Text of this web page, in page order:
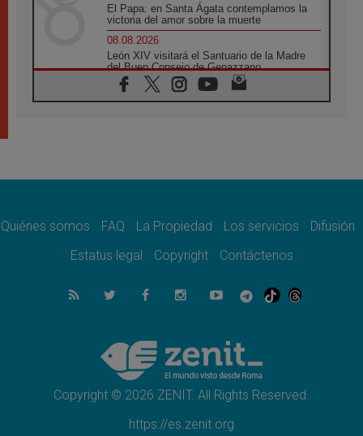
El Papa: en Santa Ágata contemplamos la
victoria del amor sobre la muerte
08.08.2026
León XIV visitará el Santuario de la Madre
del Buen Consejo de Genazzano
07.08.2026
Filipinas: el Vicariato Apostólico de Calapán
07.08.2026
07.08.2026
muertos en 300 días
Tagle: La guerra desfigura el mundo, solo la
revelación de Dios lo transfigura
Presentada la Trienal de Arte de las
Universidades Católicas: «Exercises in
Empathy»
Quiénes somos FAQ La Propiedad Los servicios
Difusión
Estatus legal
Copyright Contáctenos
Copyright © 2026 ZENIT. All Rights Reserved.
https://es.zenit.org